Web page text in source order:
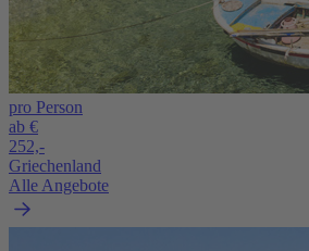
pro Person
ab €
252,-
Griechenland
Alle Angebote